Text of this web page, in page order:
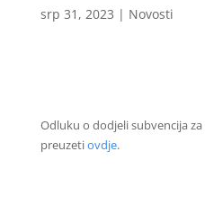
srp 31, 2023 | Novosti
Odluku o dodjeli subvencija
preuzetiovdje.